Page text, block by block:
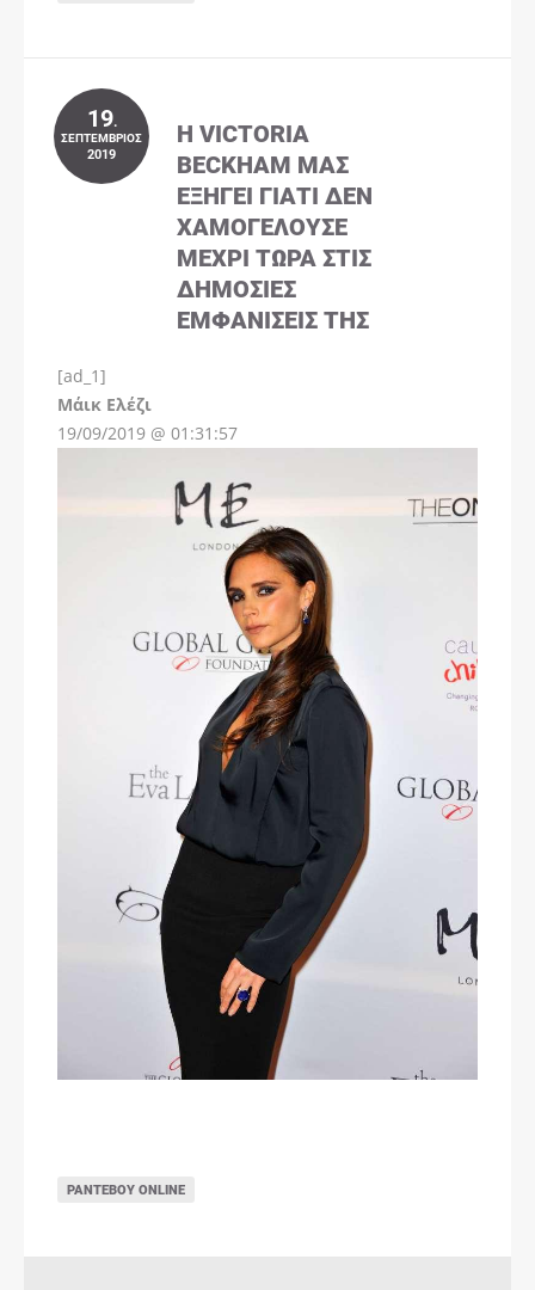
19.
ΣΕΠΤΈΜΒΡΙΟΣ
2019
Η VICTORIA
BECKHAM ΜΑΣ
ΕΞΗΓΕΊ ΓΙΑΤΊ ΔΕΝ
ΧΑΜΟΓΕΛΟΎΣΕ
ΜΈΧΡΙ ΤΏΡΑ ΣΤΙΣ
ΔΗΜΌΣΙΕΣ
ΕΜΦΑΝΊΣΕΙΣ ΤΗΣ
[ad_1]
Μάικ Ελέζι
19/09/2019 @ 01:31:57
ΡΑΝΤΕΒΟΎ ONLINE